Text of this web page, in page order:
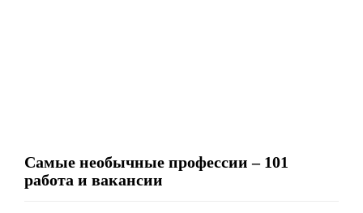
Самые необычные профессии – 101
работа и вакансии